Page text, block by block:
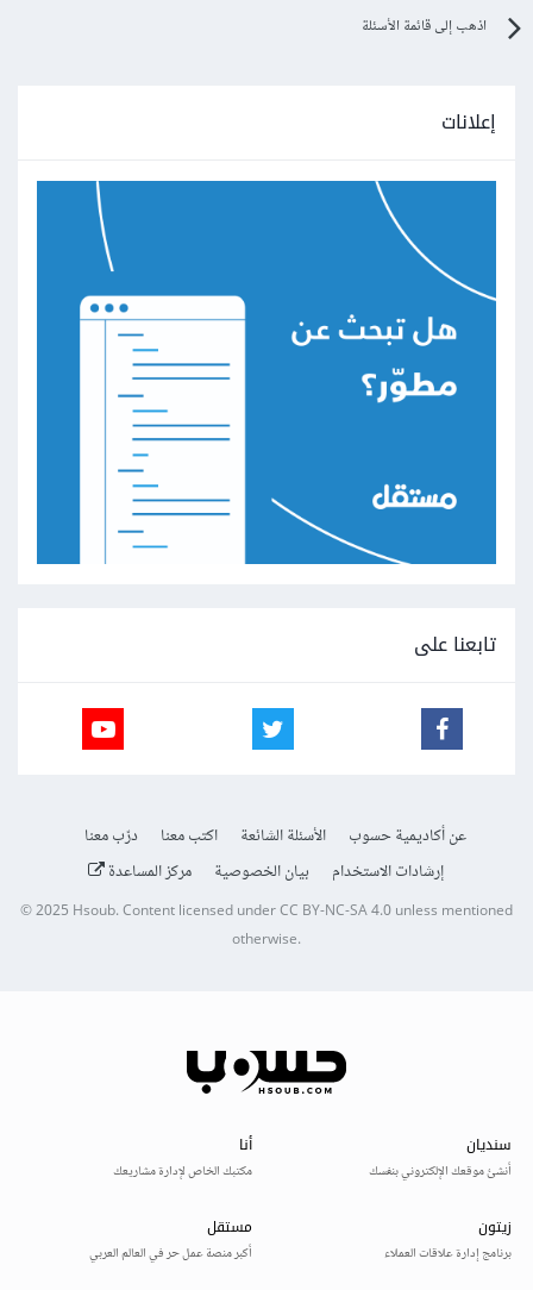
اذهب إلى قائمة الأسئلة
إعلانات
تابعنا على
عن أكاديمية حسوب الأسئلة الشائعة اكتب معنا
درّب معنا
إرشادات الاستخدام
بيان الخصوصية مركز المساعدة
© 2025Hsoub.Content licensed underCC BY-NC-SA 4.0unless mentioned
otherwise.